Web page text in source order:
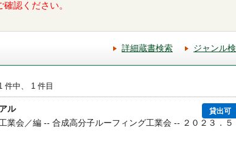
確認ください。
詳細蔵書検索 ジャンル
件中、 1 件目
ル 貸出可
業会／編 -- 合成高分子ルーフィング工業会 -- ２０２３．５